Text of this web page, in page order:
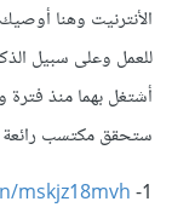
للعمل وعلى سبيل
أشتغل بهما منذ فترة
ستحقق مكتسب رائعة
1-
mskjz18mvh